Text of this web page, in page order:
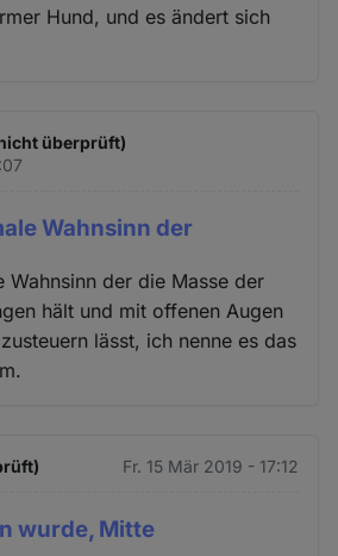
Hund, und es ändert sich
überprüft)
Wahnsinn der
Wahnsinn der die Masse der
hält und mit offenen Augen
lässt, ich nenne es das
Fr. 15 Mär 2019 - 17:12
wurde, Mitte